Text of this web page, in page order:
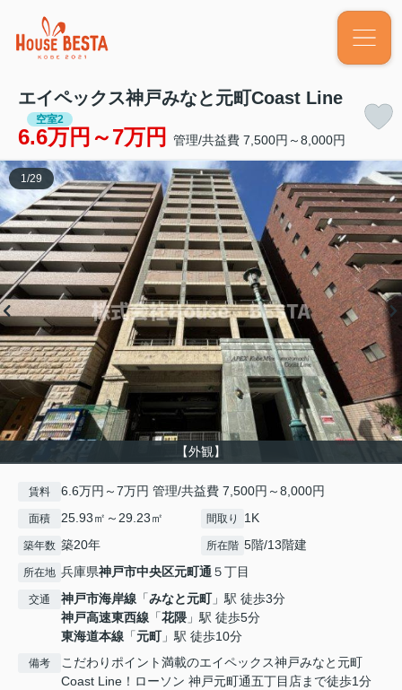
エイペックス神戸みなと元町Coast Line
空室2
6.6万円～7万円 管理/共益費 7,500円～8,000円
【外観】
1 /29
賃料 6.6万円～7万円 管理/共益費 7,500円～8,000円
面積 25.93㎡～29.23㎡ 間取り 1K
築年数 築20年 所在階 5階/13階建
所在地 兵庫県神戸市中央区元町通 ５丁目
交通 神戸市海岸線 「みなと元町」駅 徒歩3分
神戸高速東西線 「花隈 」駅 徒歩5分
東海道本線 「元町」駅 徒歩10分
備考
こだわりポイント満載のエイペックス神戸みなと元町
Coast Line！ローソン 神戸元町通五丁目店まで徒歩1分